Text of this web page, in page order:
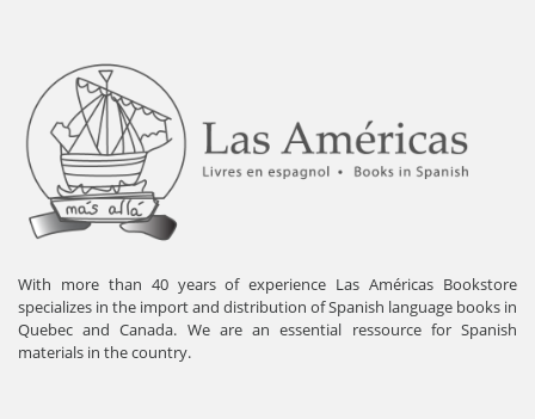
With more than 40 years of experience Las Américas Bookstore
specializes in the import and distribution of Spanish language books in
Quebec and Canada. We are an essential ressource for Spanish
materials in the country.